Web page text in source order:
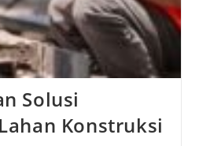
Solusi
Konstruksi